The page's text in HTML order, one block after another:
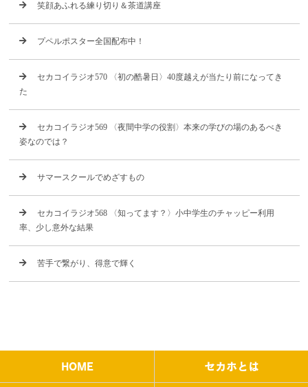
笑顔あふれる練り切り＆茶道講座
プペルポスター全国配布中！
セカコイラジオ570 〈初の酷暑日〉40度越えが当たり前になってき
た
セカコイラジオ569 〈夜間中学の役割〉本来の学びの場のあるべき
姿なのでは？
サマースクールでめざすもの
セカコイラジオ568 〈知ってます？〉小中学生のチャッピー利用
率、少し意外な結果
苦手で繋がり、得意で輝く
HOME セカホとは